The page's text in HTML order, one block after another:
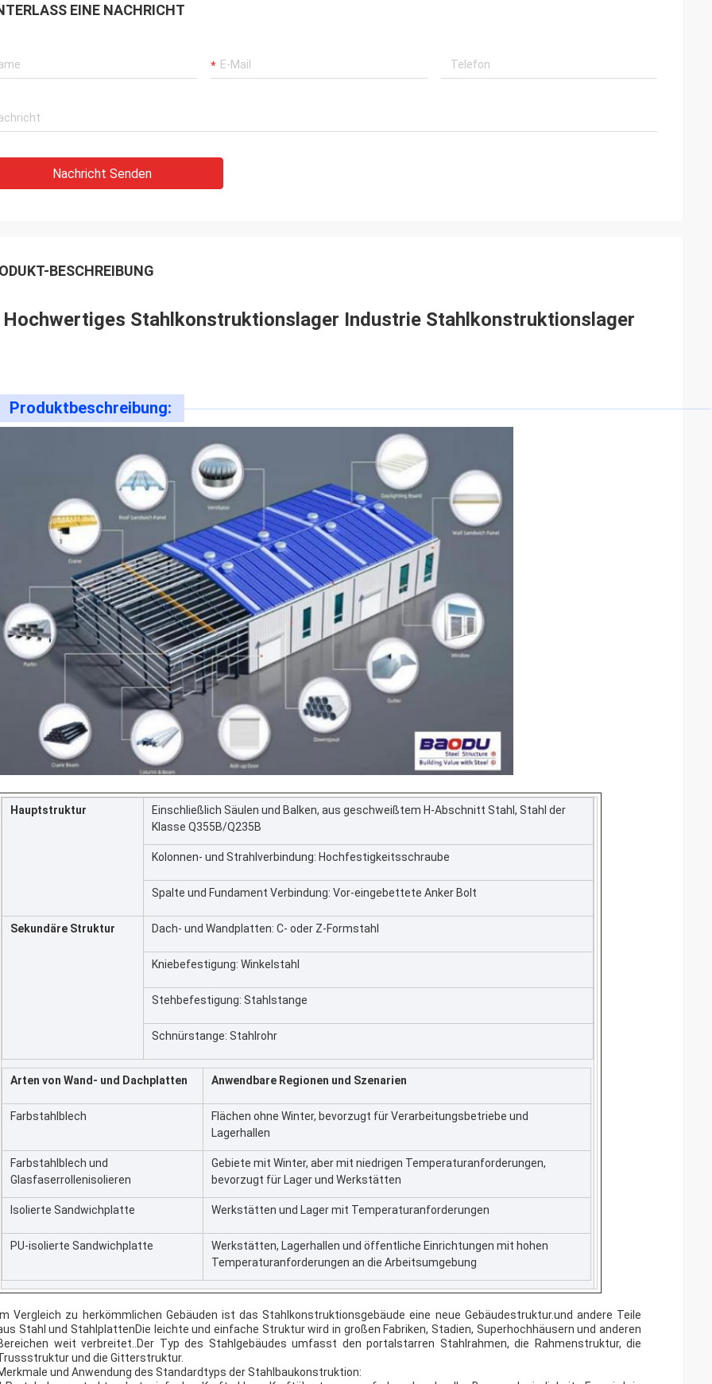
EINE NACHRICHT
Nachricht Senden
BESCHREIBUNG
Hochwertiges Stahlkonstruktionslager Industrie Stahlkonstruktionslager
Produktbeschreibung:
Hauptstruktur
Einschließlich Säulen und Balken, aus geschweißtem H-Abschnitt Stahl, Stahl der
Klasse Q355B/Q235B
Kolonnen- und Strahlverbindung: Hochfestigkeitsschraube
Spalte und Fundament Verbindung: Vor-eingebettete Anker Bolt
Sekundäre Struktur Dach- und Wandplatten: C- oder Z-Formstahl
Kniebefestigung: Winkelstahl
Stehbefestigung: Stahlstange
Schnürstange: Stahlrohr
Arten von Wand- und Dachplatten Anwendbare Regionen und Szenarien
Farbstahlblech
Flächen ohne Winter, bevorzugt für Verarbeitungsbetriebe und
Lagerhallen
Farbstahlblech und
Glasfaserrollenisolieren
Gebiete mit Winter, aber mit niedrigen Temperaturanforderungen,
bevorzugt für Lager und Werkstätten
Isolierte Sandwichplatte Werkstätten und Lager mit Temperaturanforderungen
PU-isolierte Sandwichplatte
Werkstätten, Lagerhallen und öffentliche Einrichtungen mit hohen
Temperaturanforderungen an die Arbeitsumgebung
Im Vergleich zu herkömmlichen Gebäuden ist das Stahlkonstruktionsgebäude eine neue Gebäudestruktur.und andere Teile
Stahl und StahlplattenDie leichte und einfache Struktur wird in großen Fabriken, Stadien, Superhochhäusern und anderen
weit verbreitet..Der Typ des Stahlgebäudes umfasst den portalstarren Stahlrahmen, die Rahmenstruktur, die
und die Gitterstruktur.
und Anwendung des Standardtyps der Stahlbaukonstruktion: